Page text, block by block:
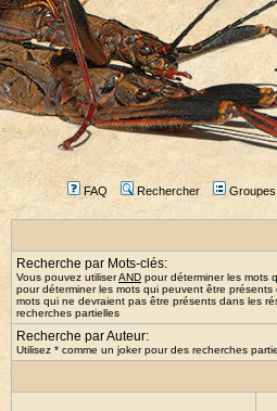
FAQ Rechercher
Recherche par Mots-clés:
Vous pouvez utiliserAND pour déterminer les mots
pour déterminer les mots qui peuvent être présents
mots qui ne devraient pas être présents dans les
recherches partielles
Recherche par Auteur:
Utilisez * comme un joker pour des recherches